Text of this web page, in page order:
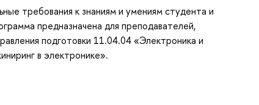
требования к знаниям и умениям студента и
предназначена для преподавателей,
подготовки 11.04.04 «Электроника и
в электронике».